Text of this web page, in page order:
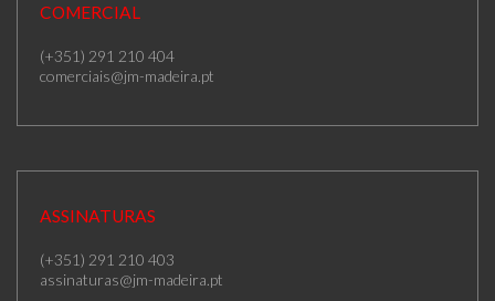
COMERCIAL
(+351) 291 210 404
comerciais@jm-madeira.pt
ASSINATURAS
(+351) 291 210 403
assinaturas@jm-madeira.pt